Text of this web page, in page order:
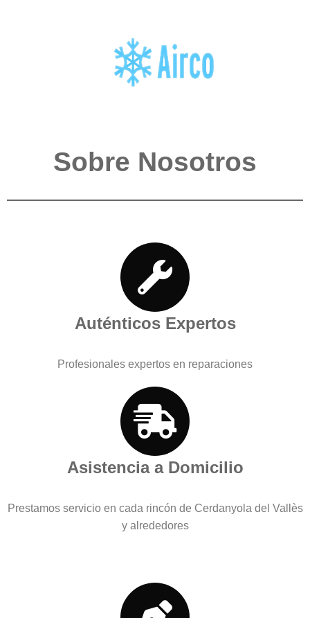
Sobre Nosotros
Auténticos Expertos
Profesionales expertos en reparaciones
Asistencia a Domicilio
Prestamos servicio en cada rincón de Cerdanyola del Vallès
y alrededores